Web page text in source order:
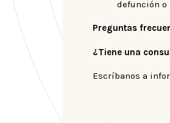
defunción o
Preguntas
¿Tiene una
Escríbanos a